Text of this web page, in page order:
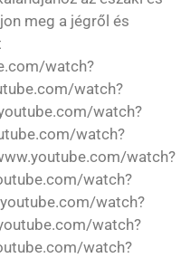
meg a jégről és
watch?
watch?
watch?
watch?
watch?
watch?
watch?
watch?
watch?